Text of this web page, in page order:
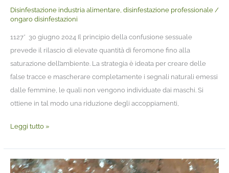
Disinfestazione industria alimentare, disinfestazione professionale/
ongaro disinfestazioni
1127* 30 giugno 2024 Il principio della confusione sessuale
prevede il rilascio di elevate quantità di feromone fino alla
saturazione dell’ambiente. La strategia è ideata per creare delle
false tracce e mascherare completamente i segnali naturali emessi
dalle femmine, le quali non vengono individuate dai maschi. Si
ottiene in tal modo una riduzione degli accoppiamenti,
Leggi tutto »
La